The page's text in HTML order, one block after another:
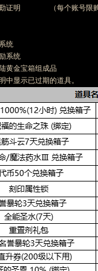
勤证明 （每个账号限购
统
系统
黄金宝箱组成品
中显示已过期的道具。